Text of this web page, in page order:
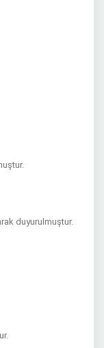
duyurulmuştur.